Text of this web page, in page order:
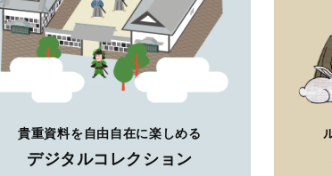
貴重資料を自由自在に楽しめる
デジタルコレクション